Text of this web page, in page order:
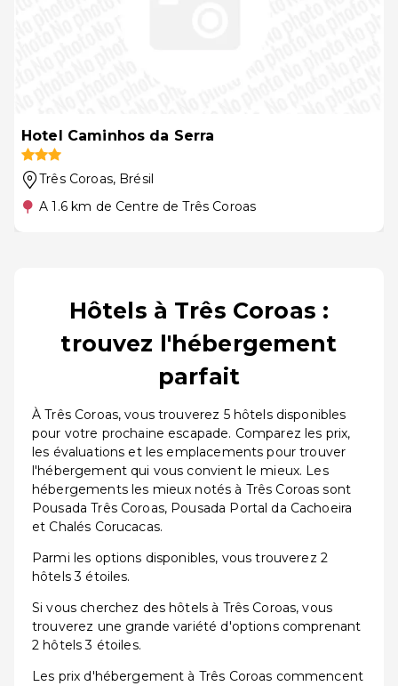
Hotel Caminhos da Serra
Três Coroas, Brésil
A 1.6 km de Centre de Três Coroas
Hôtels à Três Coroas :
trouvez l'hébergement
parfait
À Três Coroas, vous trouverez 5 hôtels disponibles
pour votre prochaine escapade. Comparez les prix,
les évaluations et les emplacements pour trouver
l'hébergement qui vous convient le mieux. Les
hébergements les mieux notés à Três Coroas sont
Pousada Três Coroas, Pousada Portal da Cachoeira
et Chalés Corucacas.
Parmi les options disponibles, vous trouverez 2
hôtels 3 étoiles.
Si vous cherchez des hôtels à Três Coroas, vous
trouverez une grande variété d'options comprenant
2 hôtels 3 étoiles.
Les prix d'hébergement à Três Coroas commencent